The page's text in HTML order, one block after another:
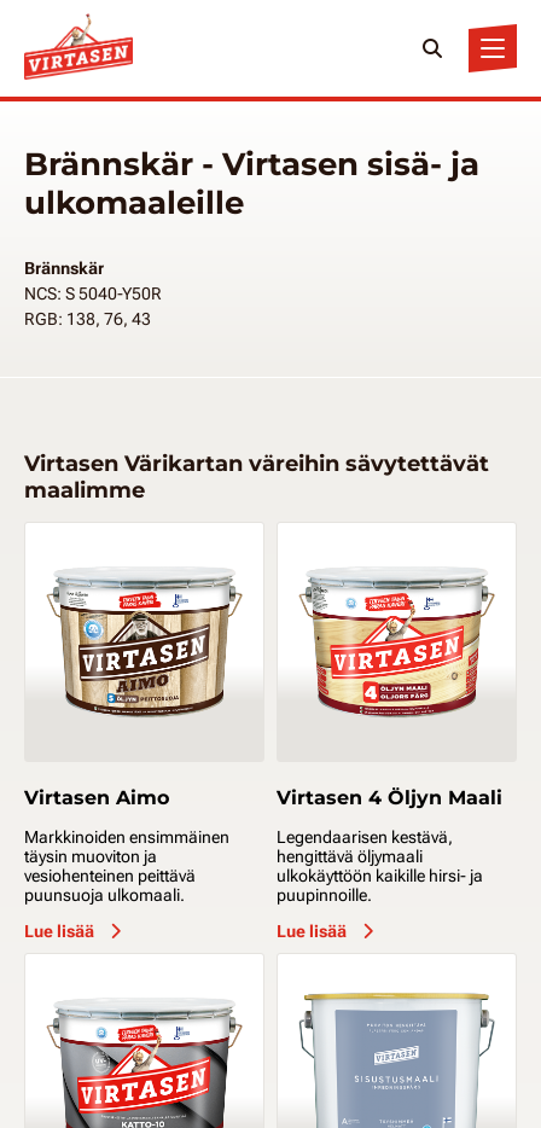
Brännskär - Virtasen sisä- ja
ulkomaaleille
Brännskär
NCS: S 5040-Y50R
RGB: 138, 76, 43
Virtasen Värikartan väreihin sävytettävät
maalimme
Virtasen Aimo
Markkinoiden ensimmäinen
täysin muoviton ja
vesiohenteinen peittävä
puunsuoja ulkomaali.
Lue lisää
Virtasen 4 Öljyn Maali
Legendaarisen kestävä,
hengittävä öljymaali
ulkokäyttöön kaikille hirsi- ja
puupinnoille.
Lue lisää